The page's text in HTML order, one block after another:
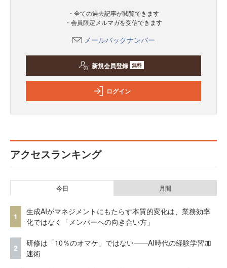
・全ての過去記事が閲覧できます
・会員限定メルマガを受信できます
メールバックナンバー
新規会員登録 無料
ログイン
アクセスランキング
今日 月間
1
生成AIがマネジメントにもたらす本質的変化は、業務効率
化ではなく「メンバーへの向き合い方」
2
研修は「10％のオマケ」ではない——AI時代の経験学習加
速術